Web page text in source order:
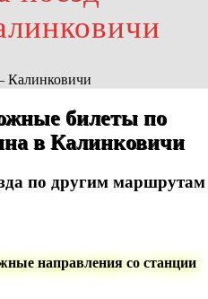
билеты по
в Калинковичи
по другим маршрутам
направления со станции